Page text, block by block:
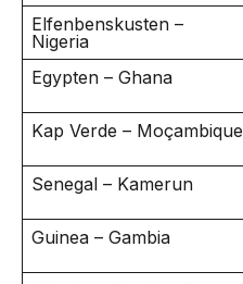
Elfenbenskusten –
Nigeria
Egypten – Ghana
Kap Verde – Moçambique
Senegal – Kamerun
Guinea – Gambia